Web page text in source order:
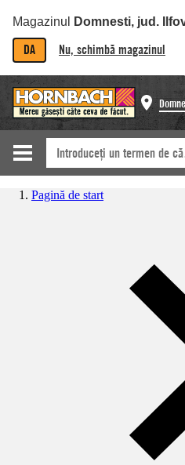
Magazinul Domnesti, jud.
DA Nu, schimbă magazinul
Pagină de start